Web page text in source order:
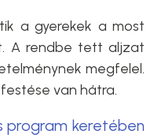
a gyerekek a most
A rendbe tett aljzat
megfelel.
van hátra.
program keretében